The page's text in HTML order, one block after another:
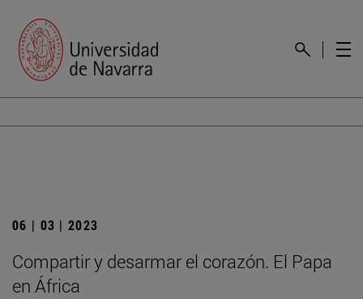
06 | 03 | 2023
Compartir y desarmar el corazón. El Papa
en África